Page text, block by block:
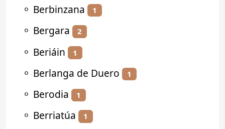
⚬ Berbinzana 1
⚬ Bergara 2
⚬ Beriáin 1
⚬ Berlanga de Duero 1
⚬ Berodia 1
⚬ Berriatúa 1